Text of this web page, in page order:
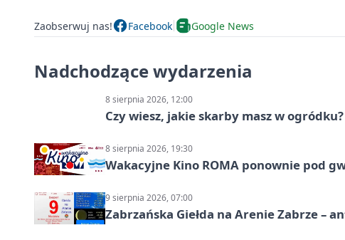
Zaobserwuj nas! Facebook Google News
Nadchodzące wydarzenia
8 sierpnia 2026, 12:00
Czy wiesz, jakie skarby masz w
8 sierpnia 2026, 19:30
Wakacyjne Kino ROMA ponownie pod
9 sierpnia 2026, 07:00
Zabrzańska Giełda na Arenie Zabrze –